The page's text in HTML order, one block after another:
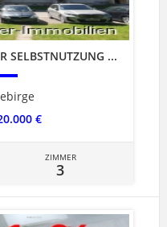
SELBSTNUTZUNG ...
€
ZIMMER
3